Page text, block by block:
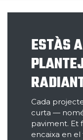
ESTÀS
Cada
curta —
paviment. Et
encaixa en